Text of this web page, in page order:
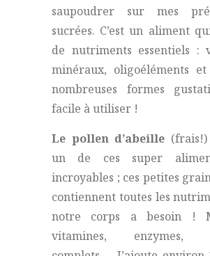
saupoudrer sur mes
sucrées. C’est un aliment
de nutriments essentiels :
minéraux, oligoéléments et
nombreuses formes
facile à utiliser !
Le pollen d’abeille
un de ces super
incroyables ; ces petites
contiennent toutes les
notre corps a besoin !
vitamines, enzymes,